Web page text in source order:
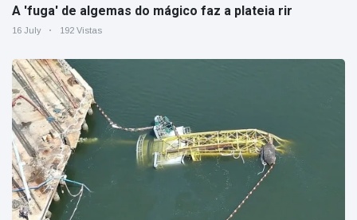
A 'fuga' de algemas do mágico faz a plateia rir
16 July 192 Vistas